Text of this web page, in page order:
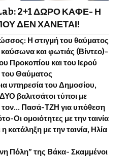
2+1 ΔΩΡΟ ΚΑΦΕ- Η
ΔΕΝ ΧΑΝΕΤΑΙ!
Η στιγμή του θαύματος
και φωτιάς (Βίντεο)-
Προκοπίου και του Ιερού
Θαύματος
υπηρεσία του Δημοσίου,
βαλιτσάτοι τύποι με
τον… Πασά-ΤΖΗ για υπόθεση
ομοιότητες με την ταινία
κατάληξη με την ταινία, Ηλία
Πόλη” της Βάκα- Σκαμμένοι